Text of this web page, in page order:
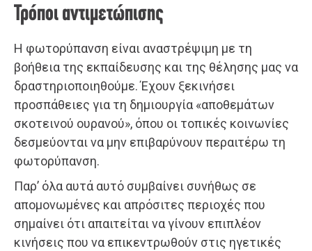
Τρόποι αντιμετώπισης
Η φωτορύπανση είναι αναστρέψιμη με τη
βοήθεια της εκπαίδευσης και της θέλησης μας να
δραστηριοποιηθούμε. Έχουν ξεκινήσει
προσπάθειες για τη δημιουργία «αποθεμάτων
σκοτεινού ουρανού», όπου οι τοπικές κοινωνίες
δεσμεύονται να μην επιβαρύνουν περαιτέρω τη
φωτορύπανση.
Παρ’ όλα αυτά αυτό συμβαίνει συνήθως σε
απομονωμένες και απρόσιτες περιοχές που
σημαίνει ότι απαιτείται να γίνουν επιπλέον
κινήσεις που να επικεντρωθούν στις ηγετικές